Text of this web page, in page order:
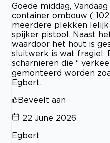
Goede middag,
container ombouw (
meerdere plekken
spijker pistool. Naast
waardoor het hout is
sluitwerk is wat fragiel.
scharnieren die “
gemonteerd worden
Egbert.
Beveelt aan
22 June 2026
Egbert